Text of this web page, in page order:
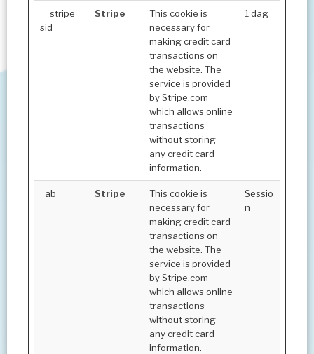
__stripe_
sid
Stripe
This cookie is
necessary for
making credit card
transactions on
the website. The
service is provided
by Stripe.com
which allows online
transactions
without storing
any credit card
information.
1 dag
_ab Stripe
This cookie is
necessary for
making credit card
transactions on
the website. The
service is provided
by Stripe.com
which allows online
transactions
without storing
any credit card
information.
Sessio
n